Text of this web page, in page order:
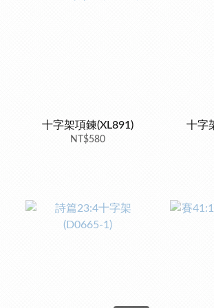
十字架項鍊(XL891)
NT$580
十字